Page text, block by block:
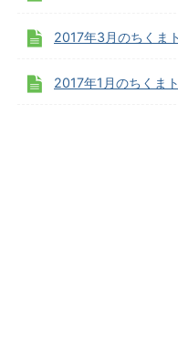
2017年3月のちくま
2017年1月のちくま